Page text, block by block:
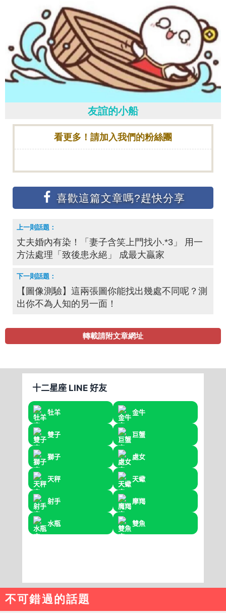
友誼的小船
看更多！請加入我們的粉絲團
丈夫婚內有染！「妻子含笑上門找小.*3」 用一
方法處理「致後患永絕」 成最大贏家
【圖像測驗】這兩張圖你能找出幾處不同呢？測
出你不為人知的另一面！
轉載請附文章網址
不可錯過的話題